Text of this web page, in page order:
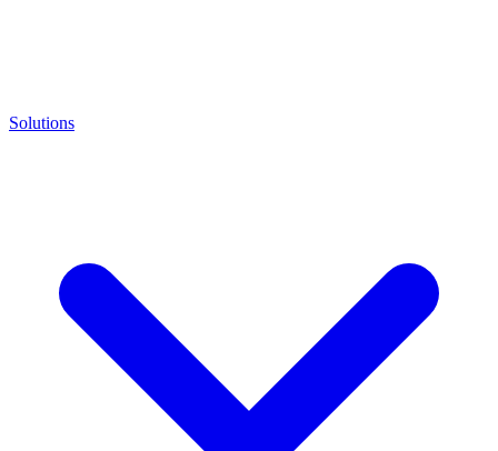
Solutions